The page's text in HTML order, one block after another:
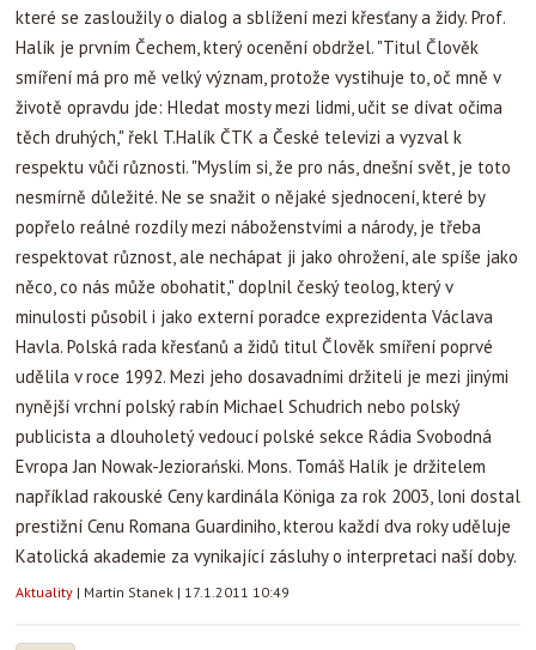
které se zasloužily o dialog a sblížení mezi křesťany a židy. Prof.
Halík je prvním Čechem, který ocenění obdržel. "Titul Člověk
smíření má pro mě velký význam, protože vystihuje to, oč mně v
životě opravdu jde: Hledat mosty mezi lidmi, učit se dívat očima
těch druhých," řekl T.Halík ČTK a České televizi a vyzval k
respektu vůči různosti. "Myslím si, že pro nás, dnešní svět, je toto
nesmírně důležité. Ne se snažit o nějaké sjednocení, které by
popřelo reálné rozdíly mezi náboženstvími a národy, je třeba
respektovat různost, ale nechápat ji jako ohrožení, ale spíše jako
něco, co nás může obohatit," doplnil český teolog, který v
minulosti působil i jako externí poradce exprezidenta Václava
Havla. Polská rada křesťanů a židů titul Člověk smíření poprvé
udělila v roce 1992. Mezi jeho dosavadními držiteli je mezi jinými
nynější vrchní polský rabín Michael Schudrich nebo polský
publicista a dlouholetý vedoucí polské sekce Rádia Svobodná
Evropa Jan Nowak-Jeziorański. Mons. Tomáš Halík je držitelem
například rakouské Ceny kardinála Königa za rok 2003, loni dostal
prestižní Cenu Romana Guardiniho, kterou každí dva roky uděluje
Katolická akademie za vynikající zásluhy o interpretaci naší doby.
Aktuality | Martin Stanek | 17.1.2011 10:49